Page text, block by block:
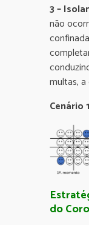
3 –
não
multas,
Cenário
do